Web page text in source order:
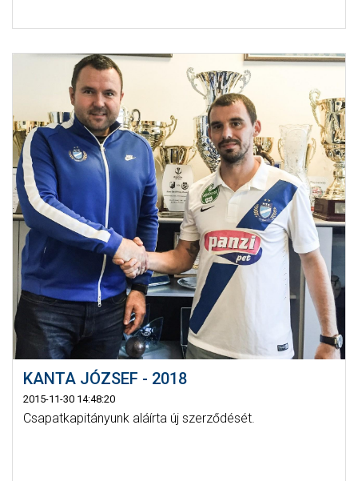
KANTA JÓZSEF - 2018
2015-11-30 14:48:20
Csapatkapitányunk aláírta új szerződését.